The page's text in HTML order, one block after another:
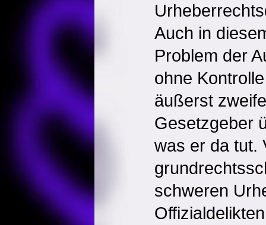
Auch in
Problem der
ohne
äußerst
Gesetzgeber
was er da tut.
schweren